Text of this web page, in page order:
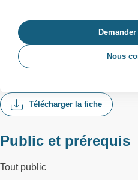
Télécharger la fiche
Public et prérequis
Tout public
Nous